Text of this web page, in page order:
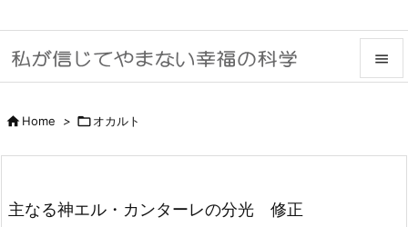

Home > オカルト
主なる神エル・カンターレの分光 修正